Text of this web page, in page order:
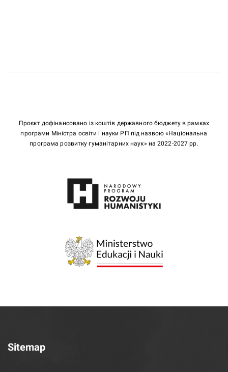
Проєкт дофінансовано із коштів державного бюджету в рамках
програми Міністра освіти і науки РП під назвою «Національна
програма розвитку гуманітарних наук» на 2022-2027 рр.
Sitemap